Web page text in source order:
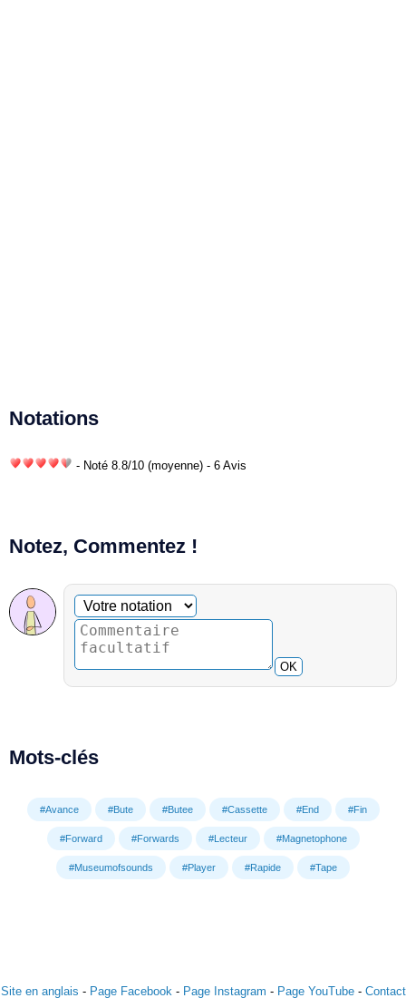
Notations
- Noté 8.8/10 (moyenne) - 6 Avis
Notez, Commentez !
Commentaire facultatif
Votre notation
OK
Mots-clés
#Avance #Bute #Butee #Cassette #End #Fin
#Forward #Forwards #Lecteur #Magnetophone
#Museumofsounds #Player #Rapide #Tape
Site en anglais - Page Facebook - Page Instagram - Page YouTube- Contact